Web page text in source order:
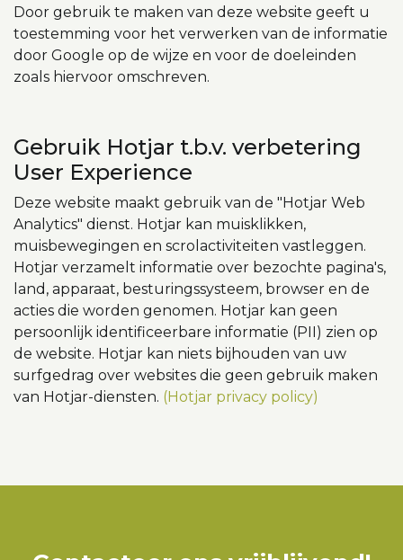
Door gebruik te maken van deze website geeft u
toestemming voor het verwerken van de informatie
door Google op de wijze en voor de doeleinden
zoals hiervoor omschreven.
Gebruik Hotjar t.b.v. verbetering
User Experience
Deze website maakt gebruik van de "Hotjar Web
Analytics" dienst. Hotjar kan muisklikken,
muisbewegingen en scrolactiviteiten vastleggen.
Hotjar verzamelt informatie over bezochte pagina's,
land, apparaat, besturingssysteem, browser en de
acties die worden genomen. Hotjar kan geen
persoonlijk identificeerbare informatie (PII) zien op
de website. Hotjar kan niets bijhouden van uw
surfgedrag over websites die geen gebruik maken
van Hotjar-diensten. (Hotjar privacy policy)